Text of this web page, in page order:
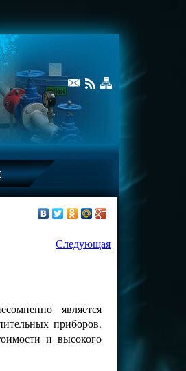
Следующая
является
приборов.
и высокого